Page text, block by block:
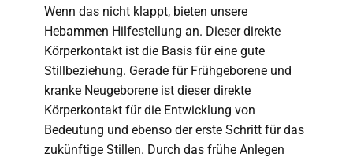
Wenn das nicht klappt, bieten unsere
Hebammen Hilfestellung an. Dieser direkte
Körperkontakt ist die Basis für eine gute
Stillbeziehung. Gerade für Frühgeborene und
kranke Neugeborene ist dieser direkte
Körperkontakt für die Entwicklung von
Bedeutung und ebenso der erste Schritt für das
zukünftige Stillen. Durch das frühe Anlegen